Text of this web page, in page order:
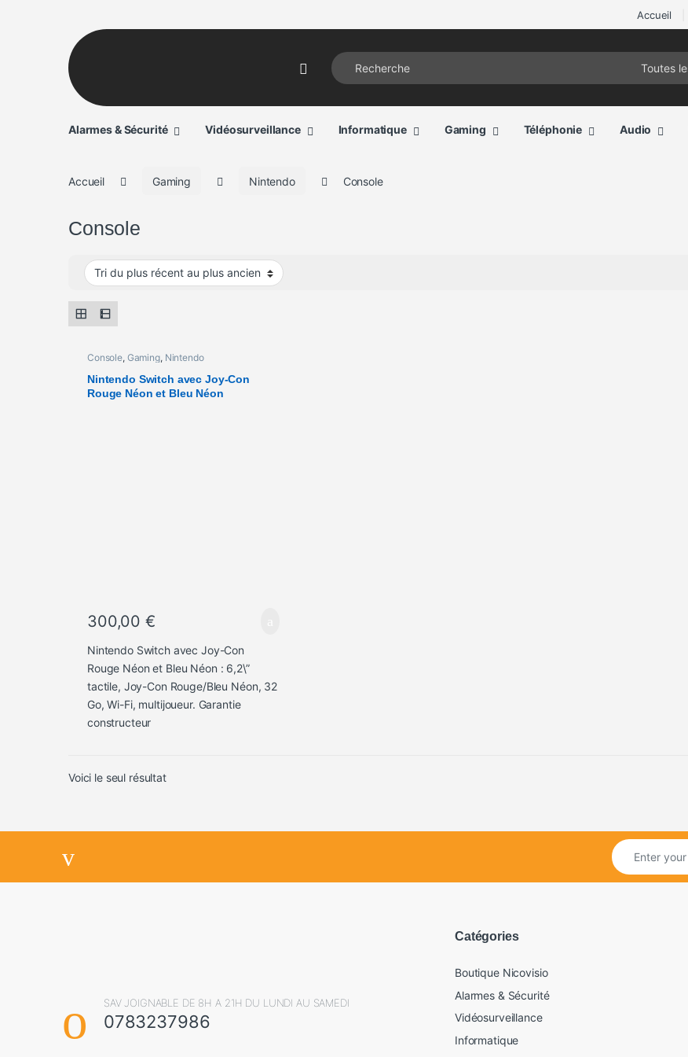
Accueil
Search for:
Alarmes & Sécurité Vidéosurveillance Informatique Gaming Téléphonie Audio
Accueil Gaming Nintendo Console
Console
Console, Gaming, Nintendo
Nintendo Switch avec Joy-Con
Rouge Néon et Bleu Néon
300,00€
Nintendo Switch avec Joy-Con
Rouge Néon et Bleu Néon : 6,2\”
tactile, Joy-Con Rouge/Bleu Néon, 32
Go, Wi-Fi, multijoueur. Garantie
constructeur
Voici le seul résultat
SAV JOIGNABLE DE 8H A 21H DU LUNDI AU SAMEDI
0783237986
Catégories
Boutique Nicovisio
Alarmes & Sécurité
Vidéosurveillance
Informatique